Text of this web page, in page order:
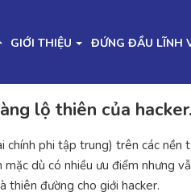
GIỚI THIỆU ĐỨNG ĐẦU LĨNH
lộ thiên của hacker.
chính phi tập trung) trên các nền
mặc dù có nhiều ưu điểm nhưng
thiên đường cho giới hacker.